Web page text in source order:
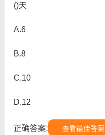
()天
A.6
B.8
C.10
D.12
正确答案: 查看最佳答案